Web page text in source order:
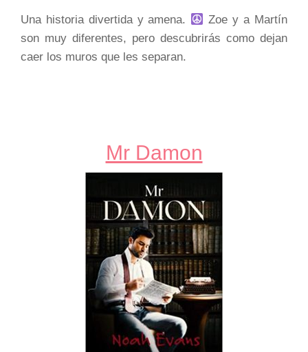
Una historia divertida y amena.
Zoe y a Martín
son muy diferentes, pero descubrirás como dejan
caer los muros que les separan.
Mr Damon